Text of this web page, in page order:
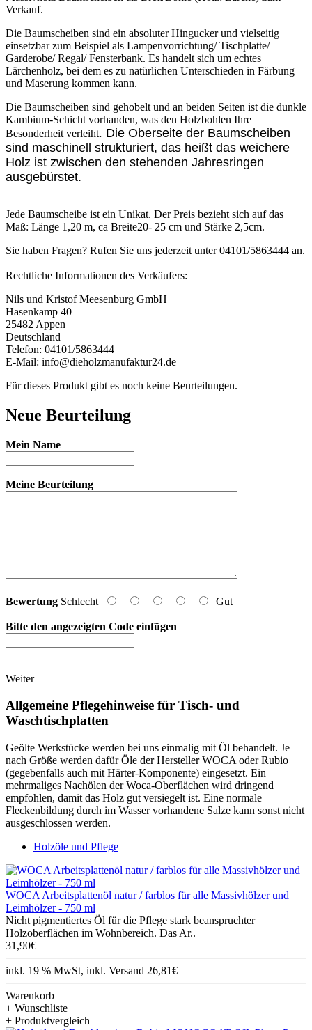
Verkauf.
Die Baumscheiben sind ein absoluter Hingucker und vielseitig
einsetzbar zum Beispiel als Lampenvorrichtung/ Tischplatte/
Garderobe/ Regal/ Fensterbank. Es handelt sich um echtes
Lärchenholz, bei dem es zu natürlichen Unterschieden in Färbung
und Maserung kommen kann.
Die Baumscheiben sind gehobelt und an beiden Seiten ist die dunkle
Kambium-Schicht vorhanden, was den Holzbohlen Ihre
Besonderheit verleiht. Die Oberseite der Baumscheiben
sind maschinell strukturiert, das heißt das weichere
Holz ist zwischen den stehenden Jahresringen
ausgebürstet.
Jede Baumscheibe ist ein Unikat. Der Preis bezieht sich auf das
Maß: Länge 1,20 m, ca Breite20- 25 cm und Stärke 2,5cm.
Sie haben Fragen? Rufen Sie uns jederzeit unter 04101/5863444 an.
Rechtliche Informationen des Verkäufers:
Nils und Kristof Meesenburg GmbH
Hasenkamp 40
25482 Appen
Deutschland
Telefon: 04101/5863444
E-Mail: info@dieholzmanufaktur24.de
Für dieses Produkt gibt es noch keine Beurteilungen.
Neue Beurteilung
Mein Name
Meine Beurteilung
Bewertung Schlecht Gut
Bitte den angezeigten Code einfügen
Weiter
Allgemeine Pflegehinweise für Tisch- und
Waschtischplatten
Geölte Werkstücke werden bei uns einmalig mit Öl behandelt. Je
nach Größe werden dafür Öle der Hersteller WOCA oder Rubio
(gegebenfalls auch mit Härter-Komponente) eingesetzt. Ein
mehrmaliges Nachölen der Woca-Oberflächen wird dringend
empfohlen, damit das Holz gut versiegelt ist. Eine normale
Fleckenbildung durch im Wasser vorhandene Salze kann sonst nicht
ausgeschlossen werden.
Holzöle und Pflege
WOCA Arbeitsplattenöl natur / farblos für alle Massivhölzer und
Leimhölzer - 750 ml
Nicht pigmentiertes Öl für die Pflege stark beanspruchter
Holzoberflächen im Wohnbereich. Das Ar..
31,90€
inkl. 19 % MwSt, inkl. Versand 26,81€
Warenkorb
+ Wunschliste
+ Produktvergleich